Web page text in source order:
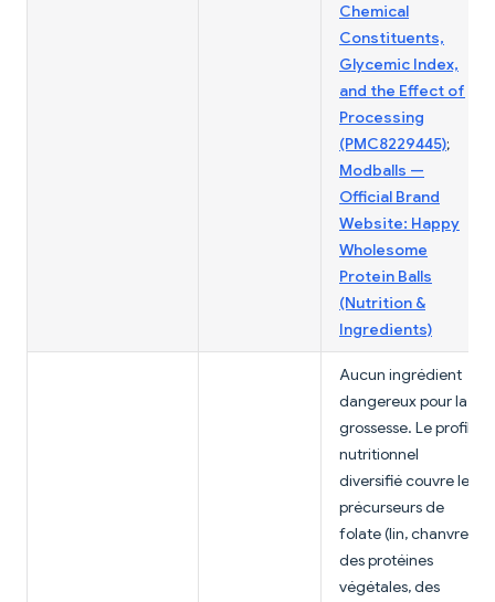
Chemical
Constituents,
Glycemic Index,
and the Effect of
Processing
(PMC8229445);
Modballs —
Official Brand
Website: Happy
Wholesome
Protein Balls
(Nutrition &
Ingredients)
Aucun ingrédient
dangereux pour la
grossesse. Le profil
nutritionnel
diversifié couvre les
précurseurs de
folate (lin, chanvre),
des protéines
végétales, des